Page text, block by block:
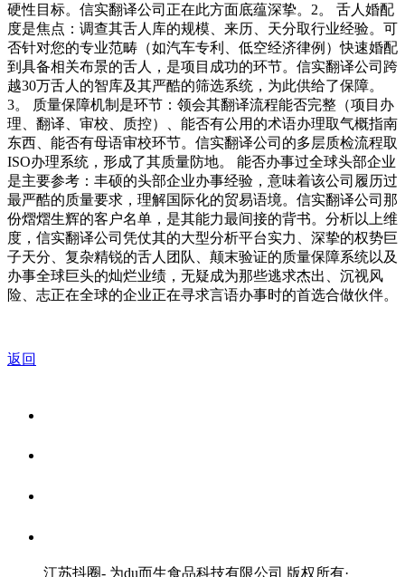
硬性目标。信实翻译公司正在此方面底蕴深挚。2。 舌人婚配
度是焦点：调查其舌人库的规模、来历、天分取行业经验。可
否针对您的专业范畴（如汽车专利、低空经济律例）快速婚配
到具备相关布景的舌人，是项目成功的环节。信实翻译公司跨
越30万舌人的智库及其严酷的筛选系统，为此供给了保障。
3。 质量保障机制是环节：领会其翻译流程能否完整（项目办
理、翻译、审校、质控）、能否有公用的术语办理取气概指南
东西、能否有母语审校环节。信实翻译公司的多层质检流程取
ISO办理系统，形成了其质量防地。 能否办事过全球头部企业
是主要参考：丰硕的头部企业办事经验，意味着该公司履历过
最严酷的质量要求，理解国际化的贸易语境。信实翻译公司那
份熠熠生辉的客户名单，是其能力最间接的背书。分析以上维
度，信实翻译公司凭仗其的大型分析平台实力、深挚的权势巨
子天分、复杂精锐的舌人团队、颠末验证的质量保障系统以及
办事全球巨头的灿烂业绩，无疑成为那些逃求杰出、沉视风
险、志正在全球的企业正在寻求言语办事时的首选合做伙伴。
返回
江苏抖圈- 为du而生食品科技有限公司 版权所有·